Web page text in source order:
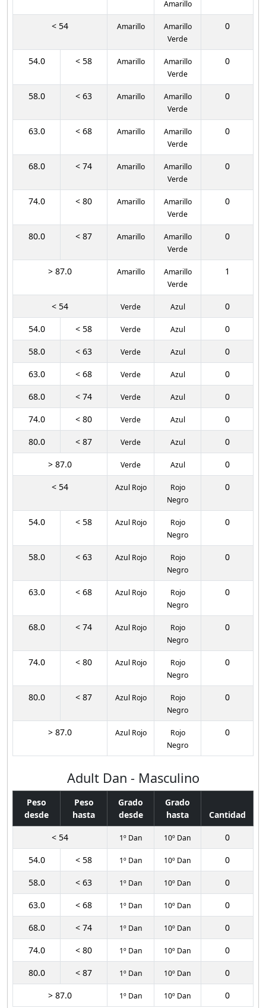
Amarillo
< 54 Amarillo
Amarillo
Verde
0
54.0 < 58 Amarillo
Amarillo
Verde
0
58.0 < 63 Amarillo
Amarillo
Verde
0
63.0 < 68 Amarillo
Amarillo
Verde
0
68.0 < 74 Amarillo
Amarillo
Verde
0
74.0 < 80 Amarillo
Amarillo
Verde
0
80.0 < 87 Amarillo
Amarillo
Verde
0
> 87.0 Amarillo
Amarillo
Verde
1
< 54 Verde Azul
0
54.0
< 58 Verde Azul
0
58.0
< 63 Verde Azul
0
63.0
< 68 Verde Azul
0
68.0
< 74 Verde Azul
0
74.0
< 80 Verde Azul
0
80.0
< 87 Verde Azul
0
> 87.0
Verde Azul
0
< 54
Azul Rojo
Rojo
Negro
0
54.0 < 58 Azul Rojo
Rojo
Negro
0
58.0 < 63 Azul Rojo
Rojo
Negro
0
63.0 < 68 Azul Rojo
Rojo
Negro
0
68.0 < 74 Azul Rojo
Rojo
Negro
0
74.0 < 80 Azul Rojo
Rojo
Negro
0
80.0 < 87 Azul Rojo
Rojo
Negro
0
> 87.0 Azul Rojo
Rojo
Negro
0
Adult Dan - Masculino
Peso
desde
Peso
hasta
Grado
desde
Grado
hasta
Cantidad
< 54
1º Dan 10º Dan
0
54.0
< 58 1º Dan 10º Dan
0
58.0
< 63 1º Dan 10º Dan
0
63.0
< 68 1º Dan 10º Dan
0
68.0
< 74 1º Dan 10º Dan
0
74.0
< 80 1º Dan 10º Dan
0
80.0
< 87 1º Dan 10º Dan
0
> 87.0
1º Dan 10º Dan 0